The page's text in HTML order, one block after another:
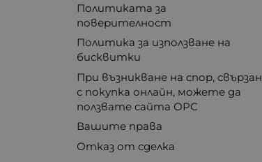
Политиката за
поверителност
Политика за използване на
бисквитки
При възникване на спор, свързан
с покупка онлайн, можете да
ползвате сайта ОРС
Вашите права
Отказ от сделка